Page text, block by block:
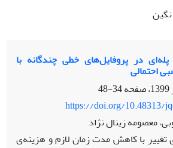
در پروفایل‌های خطی چندگانه با
احتمالی
34-48
https://doi.org/10.48313/
معصومه زینال نژاد
تغییر با کاهش مدت زمان لازم و هزینه‌ی